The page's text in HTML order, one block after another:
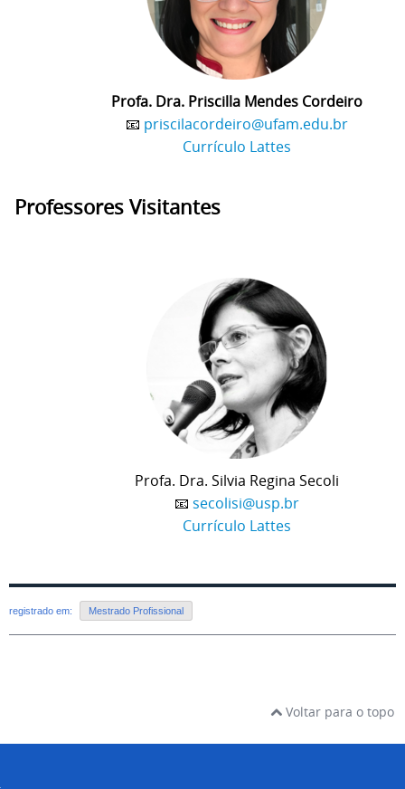
Profa. Dra. Priscilla Mendes Cordeiro
📧 priscilacordeiro@ufam.edu.br
Currículo Lattes
Professores Visitantes
Profa. Dra. Silvia Regina Secoli
📧 secolisi@usp.br
Currículo Lattes
registrado em: Mestrado Profissional
Voltar para o topo